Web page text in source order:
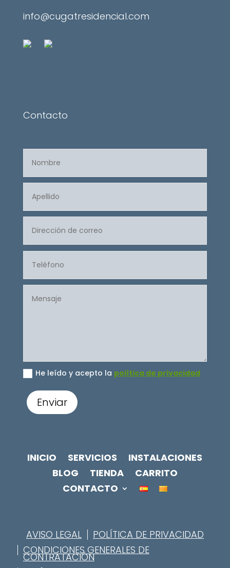
info@cugatresidencial.com
Contacto
He leído y acepto la política de privacidad
Enviar
INICIO SERVICIOS
INSTALACIONES
BLOG
TIENDA
CARRITO
CONTACTO
AVISO LEGAL
POLÍTICA DE PRIVACIDAD
CONDICIONES GENERALES DE
CONTRATACIÓN